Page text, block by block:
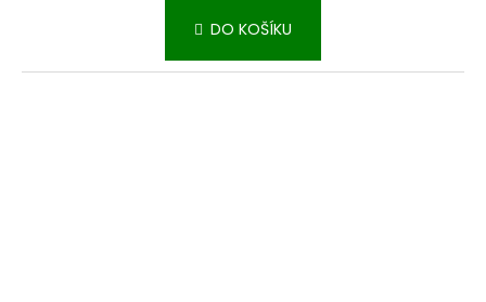
DO KOŠÍKU